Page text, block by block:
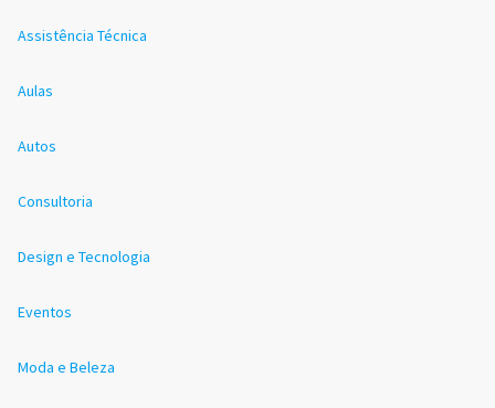
Assistência Técnica
Aulas
Autos
Consultoria
Design e Tecnologia
Eventos
Moda e Beleza